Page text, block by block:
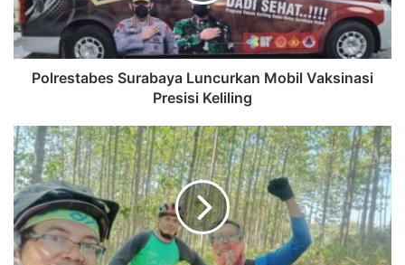
Polrestabes Surabaya Luncurkan Mobil Vaksinasi
Presisi Keliling